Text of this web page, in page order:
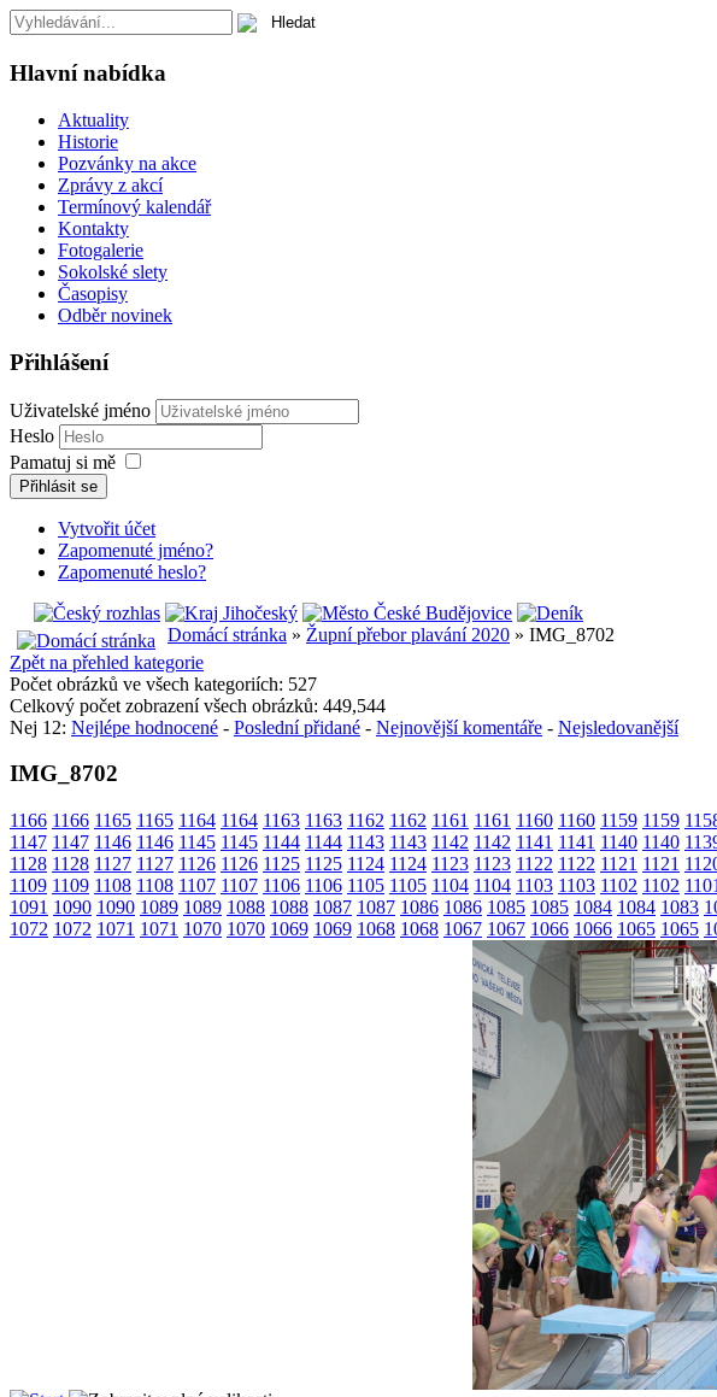
Hlavní nabídka
Aktuality
Historie
Pozvánky na akce
Zprávy z akcí
Termínový kalendář
Kontakty
Fotogalerie
Sokolské slety
Časopisy
Odběr novinek
Přihlášení
Uživatelské jméno
Heslo
Pamatuj si mě
Přihlásit se
Vytvořit účet
Zapomenuté jméno?
Zapomenuté heslo?
Domácí stránka » Župní přebor plavání 2020 » IMG_8702
Zpět na přehled kategorie
Počet obrázků ve všech kategoriích: 527
Celkový počet zobrazení všech obrázků: 449,544
Nej 12: Nejlépe hodnocené - Poslední přidané - Nejnovější komentáře - Nejsledovanější
IMG_8702
1166 1166 1165 1165 1164 1164 1163 1163 1162 1162 1161 1161 1160 1160 1159 1159
1147 1147 1146 1146 1145 1145 1144 1144 1143 1143 1142 1142 1141 1141 1140 1140
1128 1128 1127 1127 1126 1126 1125 1125 1124 1124 1123 1123 1122 1122 1121 1121
1109 1109 1108 1108 1107 1107 1106 1106 1105 1105 1104 1104 1103 1103 1102 1102 1101
1091 1090 1090 1089 1089 1088 1088 1087 1087 1086 1086 1085 1085 1084 1084 1083
1072 1072 1071 1071 1070 1070 1069 1069 1068 1068 1067 1067 1066 1066 1065 1065